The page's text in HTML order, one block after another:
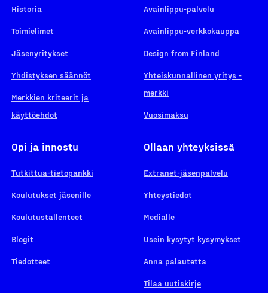
Historia
Toimielimet
Jäsenyritykset
Yhdistyksen säännöt
Merkkien kriteerit ja
käyttöehdot
Avainlippu-palvelu
Avainlippu-verkkokauppa
Design from Finland
Yhteiskunnallinen yritys -
merkki
Vuosimaksu
Opi ja innostu
Tutkittua-tietopankki
Koulutukset jäsenille
Koulutustallenteet
Blogit
Tiedotteet
Ollaan yhteyksissä
Extranet-jäsenpalvelu
Yhteystiedot
Medialle
Usein kysytyt kysymykset
Anna palautetta
Tilaa uutiskirje